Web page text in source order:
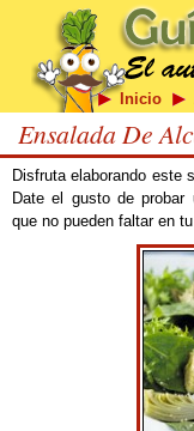
Inicio
Ensalada De
Disfruta elaborando este
Date el gusto de probar
que no pueden faltar en